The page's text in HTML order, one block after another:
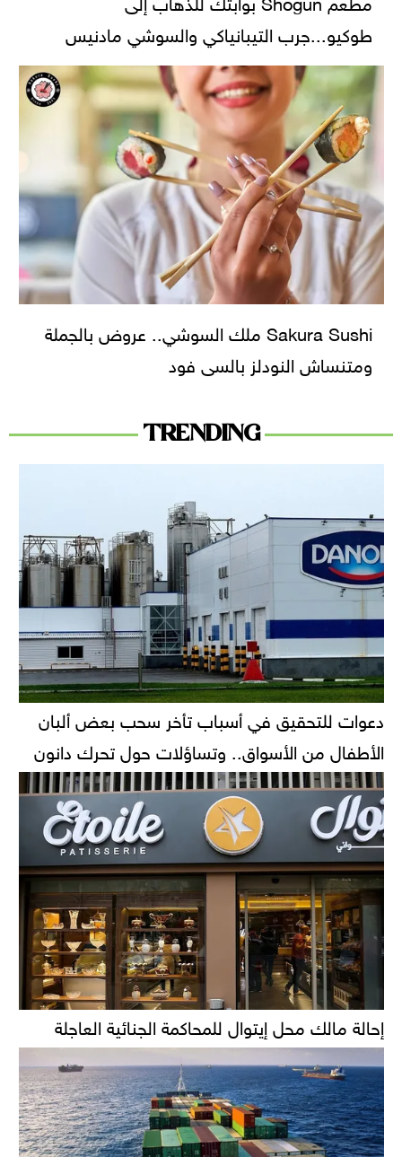
طوكيو...جرب التيبانياكي والسوشي مادنيس
Sakura Sushi ملك السوشي.. عروض بالجملة
ومتنساش النودلز بالسى فود
TRENDING
دعوات للتحقيق في أسباب تأخر سحب بعض ألبان
الأطفال من الأسواق.. وتساؤلات حول تحرك دانون
إحالة مالك محل إيتوال للمحاكمة الجنائية العاجلة